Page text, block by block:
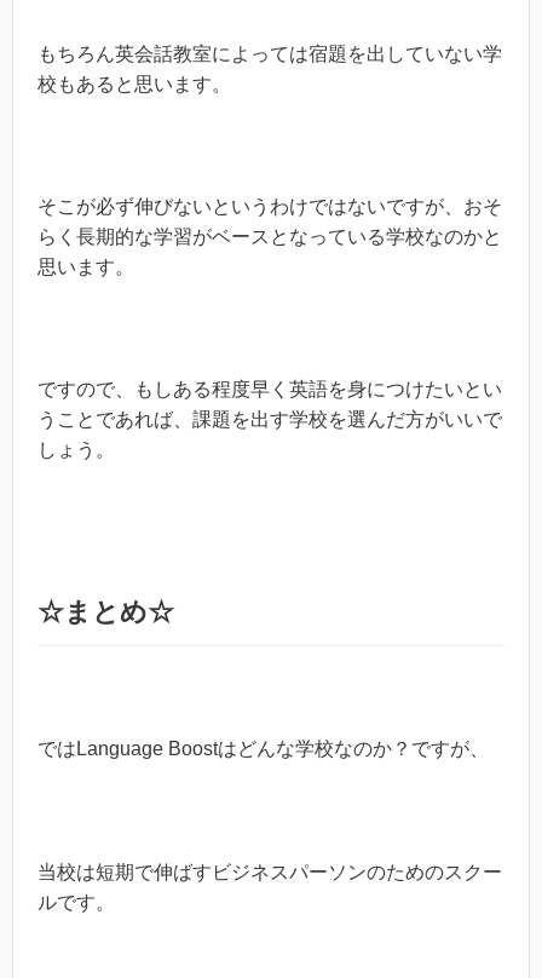
もちろん英会話教室によっては宿題を出していない学
校もあると思います。
そこが必ず伸びないというわけではないですが、おそ
らく長期的な学習がベースとなっている学校なのかと
思います。
ですので、もしある程度早く英語を身につけたいとい
うことであれば、課題を出す学校を選んだ方がいいで
しょう。
☆まとめ☆
ではLanguage Boostはどんな学校なのか？ですが、
当校は短期で伸ばすビジネスパーソンのためのスクー
ルです。